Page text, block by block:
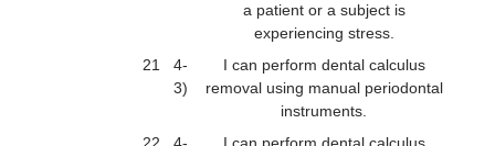
a patient or a subject is
experiencing stress.
21
4-
3)
I can perform dental calculus
removal using manual periodontal
instruments.